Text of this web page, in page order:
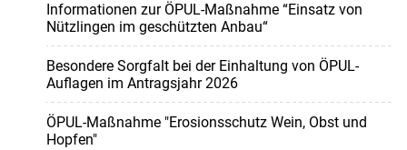
Informationen zur ÖPUL-Maßnahme “Einsatz von
Nützlingen im geschützten Anbau“
Besondere Sorgfalt bei der Einhaltung von ÖPUL-
Auflagen im Antragsjahr 2026
ÖPUL-Maßnahme "Erosionsschutz Wein, Obst und
Hopfen"